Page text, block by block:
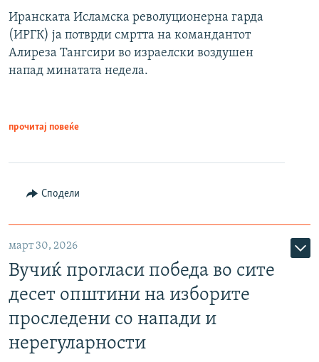
Иранската Исламска револуционерна гарда
(ИРГК) ја потврди смртта на командантот
Алиреза Тангсири во израелски воздушен
напад минатата недела.
прочитај повеќе
Сподели
март 30, 2026
Вучиќ прогласи победа во сите
десет општини на изборите
проследени со напади и
нерегуларности